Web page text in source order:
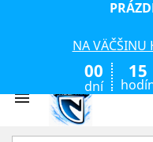

NA VÄČŠINU
00
dní
15